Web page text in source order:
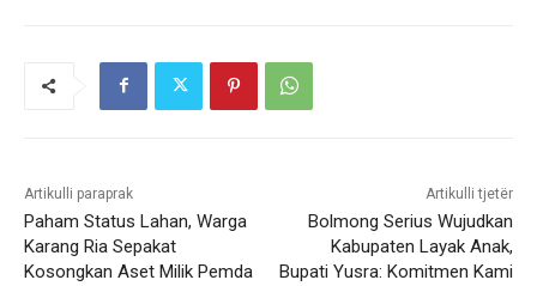
Artikulli paraprak
Paham Status Lahan, Warga
Karang Ria Sepakat
Kosongkan Aset Milik Pemda
Artikulli tjetër
Bolmong Serius Wujudkan
Kabupaten Layak Anak,
Bupati Yusra: Komitmen Kami